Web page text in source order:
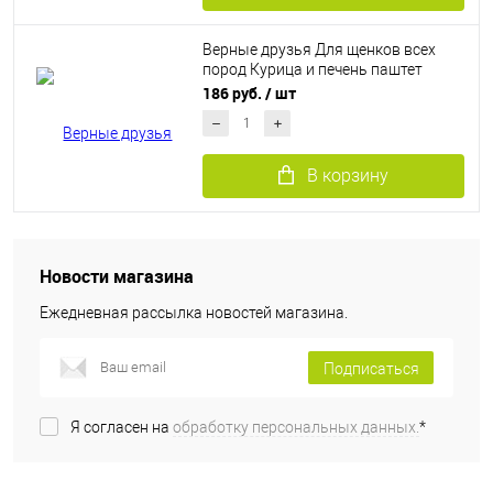
Верные друзья Для щенков всех
пород Курица и печень паштет
(415г)
186 руб. / шт
В корзину
Новости магазина
Ежедневная рассылка новостей магазина.
Подписаться
Я согласен на обработку персональных данных.*